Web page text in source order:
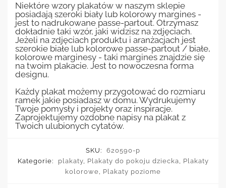
Niektóre wzory plakatów w naszym sklepie
posiadają szeroki biały lub kolorowy margines -
jest to nadrukowane passe-partout. Otrzymasz
dokładnie taki wzór, jaki widzisz na zdjęciach.
Jeżeli na zdjęciach produktu i aranżacjach jest
szerokie białe lub kolorowe passe-partout / białe,
kolorowe marginesy - taki margines znajdzie się
na twoim plakacie. Jest to nowoczesna forma
designu.
Każdy plakat możemy przygotować do rozmiaru
ramek jakie posiadasz w domu. Wydrukujemy
Twoje pomysły i projekty oraz inspiracje.
Zaprojektujemy ozdobne napisy na plakat z
Twoich ulubionych cytatów.
SKU:
620590-p
Kategorie:
plakaty, Plakaty do pokoju dziecka, Plakaty
kolorowe, Plakaty poziome